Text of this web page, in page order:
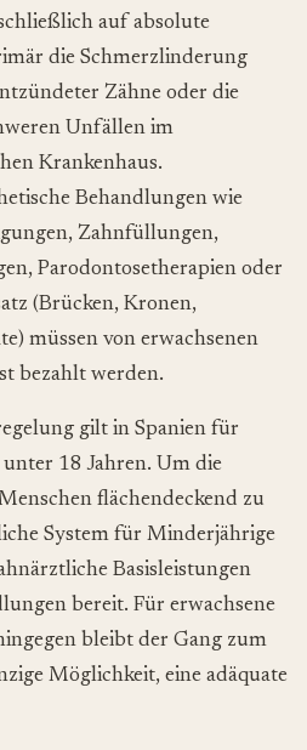
auf absolute
die Schmerzlinderung
Zähne oder die
Unfällen im
Krankenhaus.
Behandlungen wie
Zahnfüllungen,
Parodontosetherapien oder
(Brücken, Kronen,
müssen von erwachsenen
bezahlt werden.
gilt in Spanien für
18 Jahren. Um die
flächendeckend zu
System für Minderjährige
Basisleistungen
bereit. Für erwachsene
bleibt der Gang zum
Möglichkeit, eine adäquate